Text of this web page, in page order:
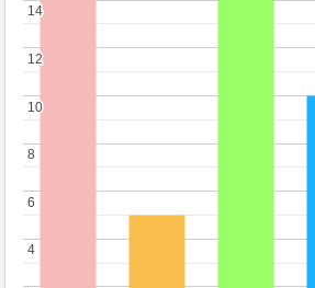
4
4
6
6
8
8
10
10
12
12
14
14